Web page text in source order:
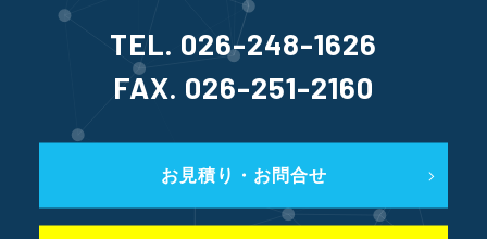
TEL. 026-248-1626
FAX. 026-251-2160
お見積り・お問合せ